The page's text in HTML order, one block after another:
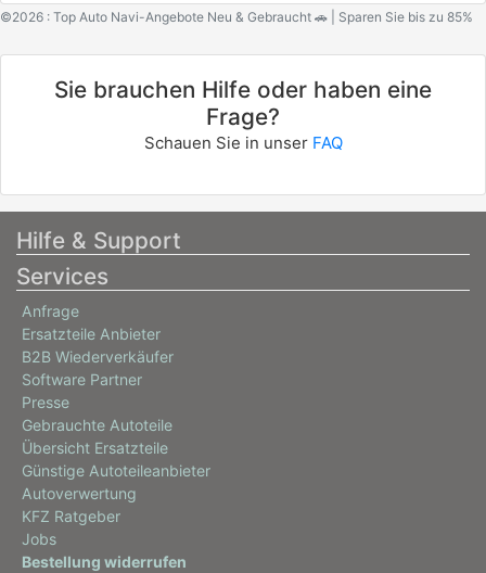
©2026 : Top Auto Navi-Angebote Neu & Gebraucht 🚗 | Sparen Sie bis zu 85%
Sie brauchen Hilfe oder haben eine
Frage?
Schauen Sie in unser FAQ
Hilfe & Support
Services
Anfrage
Ersatzteile Anbieter
B2B Wiederverkäufer
Software Partner
Presse
Gebrauchte Autoteile
Übersicht Ersatzteile
Günstige Autoteileanbieter
Autoverwertung
KFZ Ratgeber
Jobs
Bestellung widerrufen